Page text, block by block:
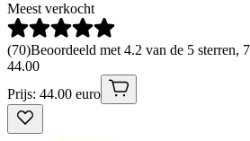
Meest verkocht
(70)Beoordeeld met 4.2 van de 5 sterren,
44.00
Prijs: 44.00 euro